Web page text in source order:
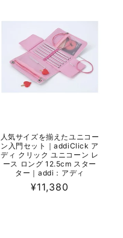
人気サイズを揃えたユニコー
ン入門セット｜addiClick ア
ディ クリック ユニコーン レ
ース ロング 12.5cm スター
ター｜addi：アディ
通
¥11,380